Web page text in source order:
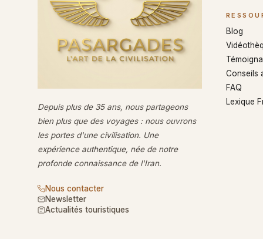
Depuis plus de 35 ans, nous partageons
bien plus que des voyages : nous ouvrons
les portes d'une civilisation. Une
expérience authentique, née de notre
profonde connaissance de l'Iran.
Nous contacter
Newsletter
Actualités touristiques
Blog
Conseils
FAQ
Lexique